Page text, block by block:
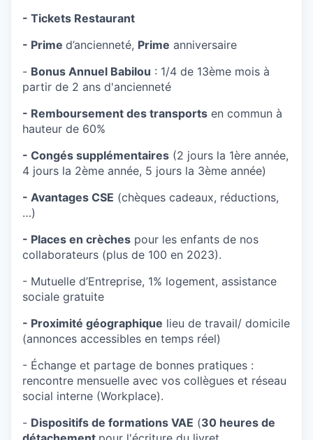
- Tickets Restaurant
- Prime d’ancienneté, Prime anniversaire
- Bonus Annuel Babilou : 1/4 de 13ème mois à
partir de 2 ans d'ancienneté
- Remboursement des transports en commun à
hauteur de 60%
- Congés supplémentaires (2 jours la 1ère année,
4 jours la 2ème année, 5 jours la 3ème année)
- Avantages CSE (chèques cadeaux, réductions,
…)
- Places en crèches pour les enfants de nos
collaborateurs (plus de 100 en 2023).
- Mutuelle d’Entreprise, 1% logement, assistance
sociale gratuite
- Proximité géographique lieu de travail/ domicile
(annonces accessibles en temps réel)
- Échange et partage de bonnes pratiques :
rencontre mensuelle avec vos collègues et réseau
social interne (Workplace).
- Dispositifs de formations VAE (30 heures de